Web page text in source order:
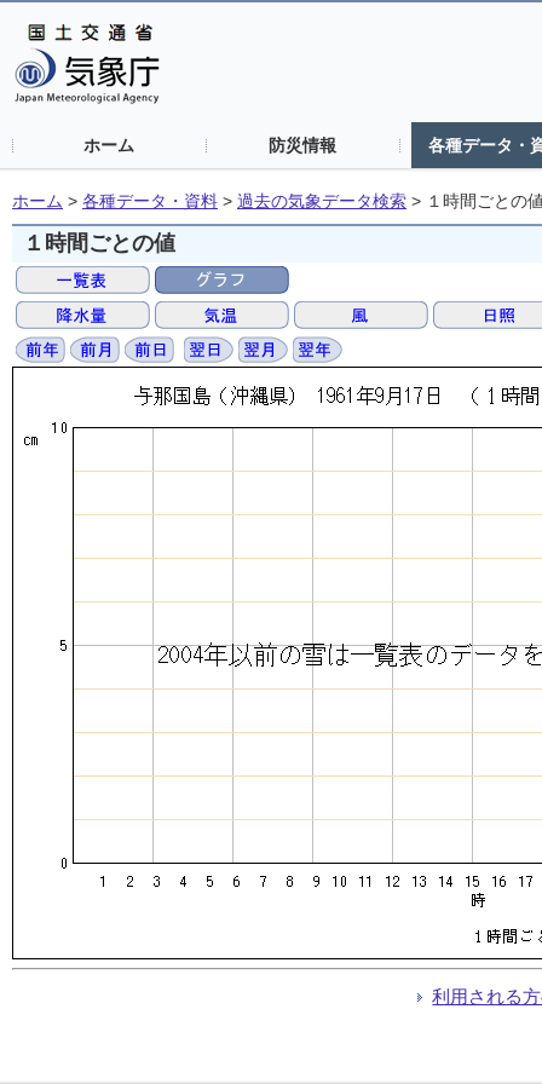
ホーム 防災情報 各種データ・
ホーム > 各種データ・資料 > 過去の気象データ検索 > １時間ごとの
１時間ごとの値
利用される